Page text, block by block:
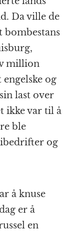
Da ville de
million
og
last over
ikke var til å
ble
og
å knuse
er å
en